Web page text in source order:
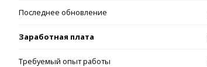
Последнее обновление
Заработная плата
Требуемый опыт работы